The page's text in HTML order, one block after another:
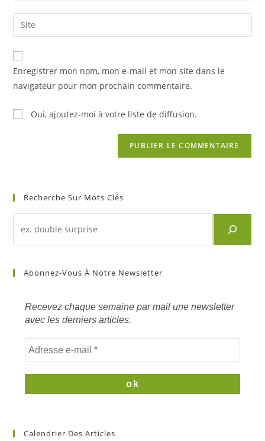
Enregistrer mon nom, mon e-mail et mon site dans le
navigateur pour mon prochain commentaire.
Oui, ajoutez-moi à votre liste de diffusion.
Recherche Sur Mots Clés
Abonnez-Vous À Notre Newsletter
Recevez chaque semaine par mail une newsletter
avec les derniers articles.
Calendrier Des Articles